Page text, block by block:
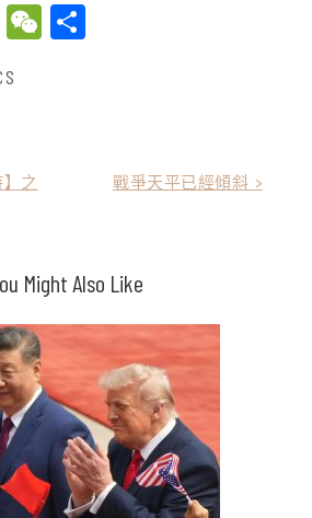
LineWeChat
之
戰爭天平已經傾斜 >
Might Also Like